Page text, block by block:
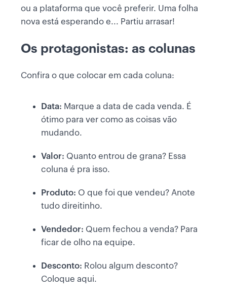
ou a plataforma que você preferir. Uma folha
nova está esperando e... Partiu arrasar!
Os protagonistas: as colunas
Confira o que colocar em cada coluna:
Data: Marque a data de cada venda. É
ótimo para ver como as coisas vão
mudando.
Valor: Quanto entrou de grana? Essa
coluna é pra isso.
Produto: O que foi que vendeu? Anote
tudo direitinho.
Vendedor: Quem fechou a venda? Para
ficar de olho na equipe.
Desconto: Rolou algum desconto?
Coloque aqui.